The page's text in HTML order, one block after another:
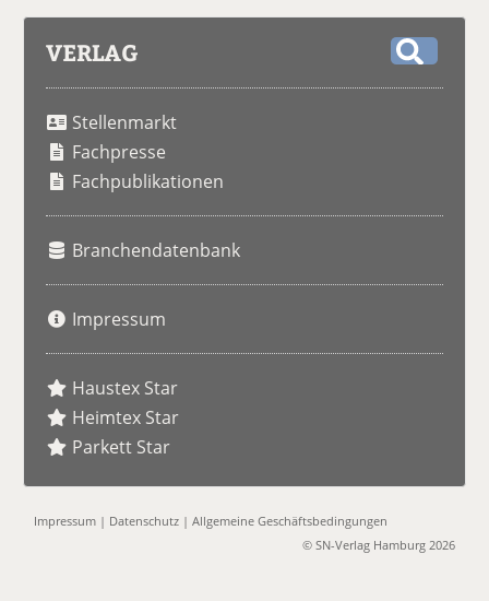
VERLAG
Stellenmarkt
Fachpresse
Fachpublikationen
Branchendatenbank
Impressum
Haustex Star
Heimtex Star
Parkett Star
Impressum | Datenschutz |Allgemeine Geschäftsbedingungen
© SN-Verlag Hamburg 2026